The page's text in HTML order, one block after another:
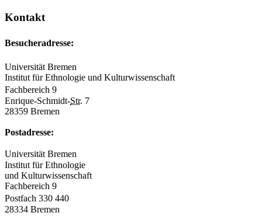
Kontakt
Besucheradresse:
Universität Bremen
Institut für Ethnologie und Kulturwissenschaft
Fachbereich 9
Enrique-Schmidt-Str. 7
28359 Bremen
Postadresse:
Universität Bremen
Institut für Ethnologie
und Kulturwissenschaft
Fachbereich 9
Postfach 330 440
28334 Bremen